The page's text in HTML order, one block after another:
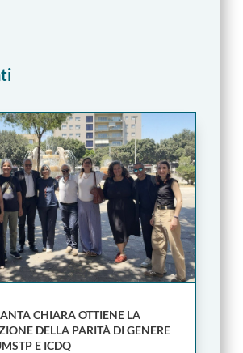
CHIARA OTTIENE LA
DELLA PARITÀ DI GENERE
E ICDQ